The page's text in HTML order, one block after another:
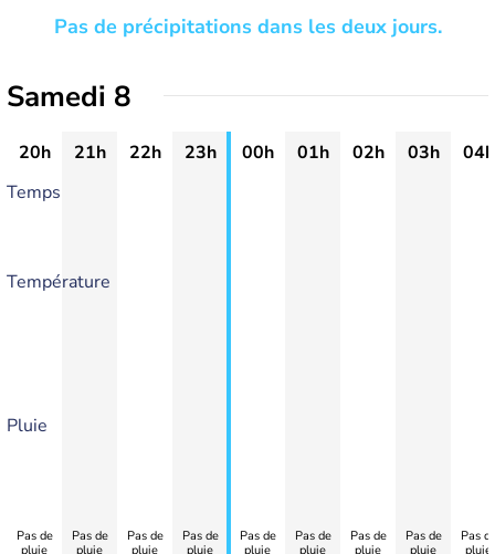
Pas de précipitations dans les deux jours.
Samedi 8
20h 21h 22h 23h 00h 01h 02h 03h
04h
Temps
Température
Pluie
Pas de
pluie
Pas de
pluie
Pas de
pluie
Pas de
pluie
Pas de
pluie
Pas de
pluie
Pas de
pluie
Pas de
pluie
Pas
pluie